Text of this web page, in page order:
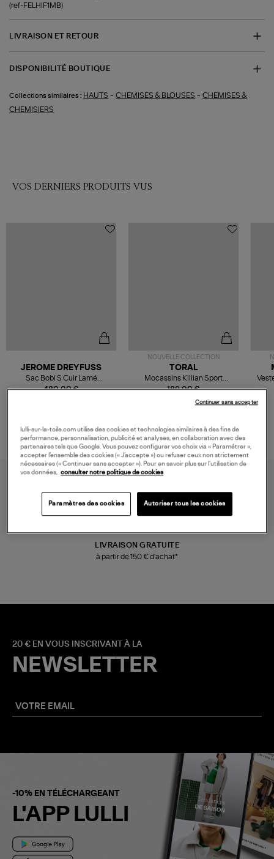
(ref-FELHIF1MB)
LIVRAISON ET RETOUR
DISPONIBILITÉ BOUTIQUE
Collections similaires : HAUTS -CHEMISES & BLOUSES -CHEMISES &
CHEMISIERS
VOS DERNIERS PRODUITS VUS
480,00 €
JEROME DREYFUSS
Sac Bobi S Cuir Lamé
Champagne
NOUVELLE COLLECTION
189,00 €
TORAL
Mocassins Killian Sport
Mousse
LIVRAISON GRATUITE
à partir de 150 € d'achat*
20 € EN VOUS INSCRIVANT À LA
NEWSLETTER
-10% EN TÉLÉCHARGEANT
L'APP LULLI
lulli-sur-la-toile.com utilise des cookies et technologies similaires à des fins de
performance, personnalisation, publicité et analyses, en collaboration avec des
partenaires tels que Google. Vous pouvez configurer vos choix via « Paramétrer »,
accepter l’ensemble des cookies (« J’accepte ») ou refuser ceux non strictement
nécessaires (« Continuer sans accepter »). Pour en savoir plus sur l’utilisation de
vos données, consulter notre politique de cookies
Paramètres des cookies Autoriser tous les cookies
Continuer sans accepter